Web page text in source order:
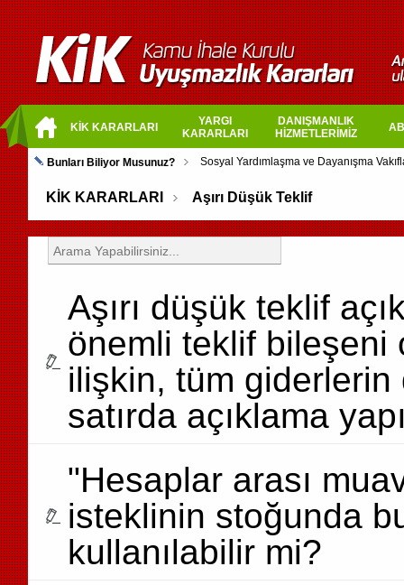
KİK KARARLARI
YARGI
KARARLARI
DANIŞMANLIK
HİZMETLERİMİZ
Bunları Biliyor Musunuz?
KİK KARARLARI Aşırı Düşük Teklif
Aşırı düşük teklif
önemli teklif bileşeni
ilişkin, tüm
satırda açıklama
"Hesaplar arası
isteklinin stoğunda
kullanılabilir mi?